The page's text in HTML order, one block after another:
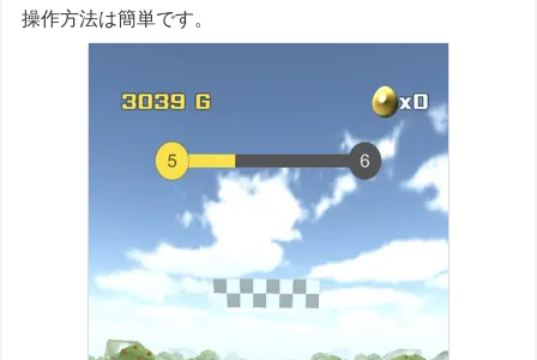
操作方法は簡単です。